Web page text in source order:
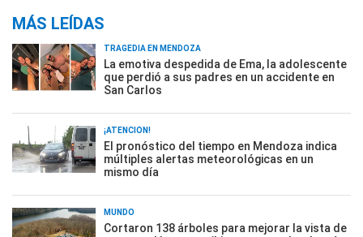
MÁS LEÍDAS
TRAGEDIA EN MENDOZA
La emotiva despedida de Ema, la adolescente
que perdió a sus padres en un accidente en
San Carlos
¡ATENCIÓN!
El pronóstico del tiempo en Mendoza indica
múltiples alertas meteorológicas en un
mismo día
MUNDO
Cortaron 138 árboles para mejorar la vista de